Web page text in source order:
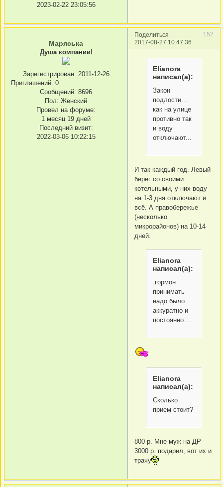
2023-02-22 23:05:56
Поделиться
152
2017-08-27 10:47:36
Маряська
Душа компании!
Зарегистрирован: 2011-12-26
Приглашений: 0
Сообщений: 8696
Пол: Женский
Провел на форуме:
1 месяц 19 дней
Последний визит:
2022-03-06 10:22:15
Elianora
написал(а):
Закон
подлости...
как на улице
противно так
и воду
отключают...
И так каждый год. Левый
берег со своими
котельными, у них воду
на 1-3 дня отключают и
всё. А правобережье
(несколько
микрорайонов) на 10-14
дней.
Elianora
написал(а):
.гормон
принимать
надо было
аккуратно и
постоянно....
Elianora
написал(а):
Сколько
прием стоит?
800 р. Мне муж на ДР
3000 р. подарил, вот их и
трачу